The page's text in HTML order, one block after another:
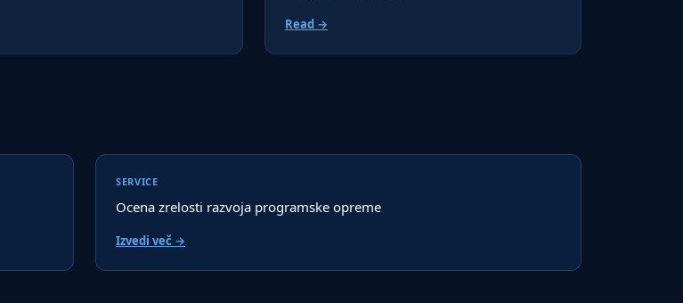
Read →
SERVICE
Ocena zrelosti razvoja programske opreme
Izvedi več →